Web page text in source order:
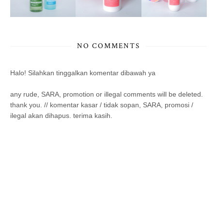
NO COMMENTS
Halo! Silahkan tinggalkan komentar dibawah ya
any rude, SARA, promotion or illegal comments will be deleted.
thank you. // komentar kasar / tidak sopan, SARA, promosi /
ilegal akan dihapus. terima kasih.